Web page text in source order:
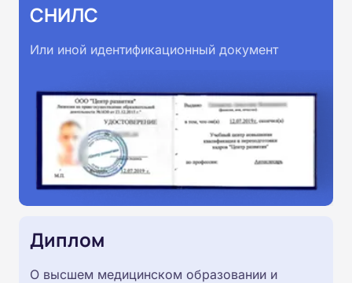
СНИЛС
Или иной идентификационный документ
Диплом
О высшем медицинском образовании и